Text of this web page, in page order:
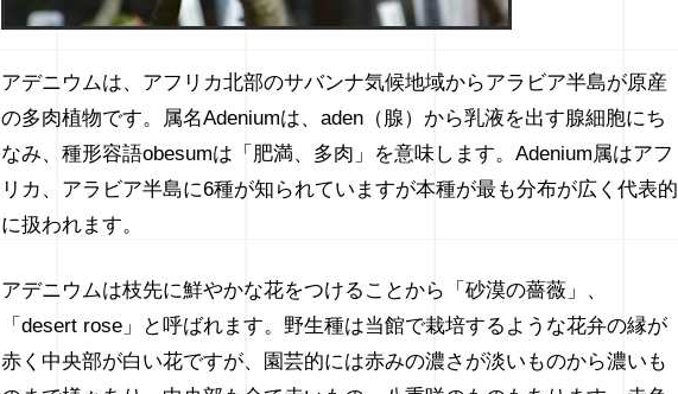
アデニウムは、アフリカ北部のサバンナ気候地域からアラビア半島が原産
の多肉植物です。属名Adeniumは、aden（腺）から乳液を出す腺細胞にち
なみ、種形容語obesumは「肥満、多肉」を意味します。Adenium属はアフ
リカ、アラビア半島に6種が知られていますが本種が最も分布が広く代表的
に扱われます。
アデニウムは枝先に鮮やかな花をつけることから「砂漠の薔薇」、
「desert rose」と呼ばれます。野生種は当館で栽培するような花弁の縁が
赤く中央部が白い花ですが、園芸的には赤みの濃さが淡いものから濃いも